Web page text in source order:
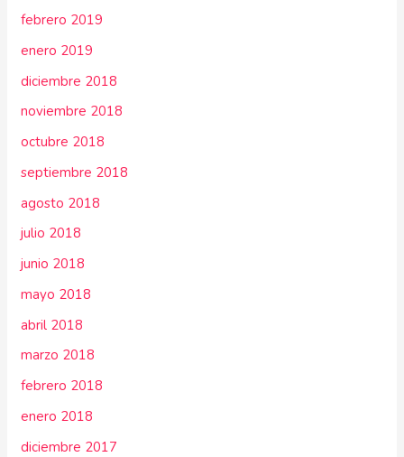
febrero 2019
enero 2019
diciembre 2018
noviembre 2018
octubre 2018
septiembre 2018
agosto 2018
julio 2018
junio 2018
mayo 2018
abril 2018
marzo 2018
febrero 2018
enero 2018
diciembre 2017